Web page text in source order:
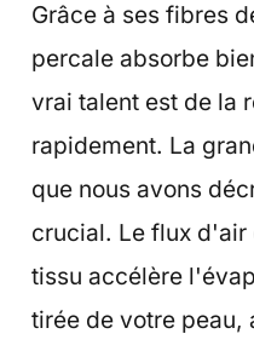
Grâce à ses fibres
percale absorbe
vrai talent est de la
rapidement. La
que nous avons
crucial. Le flux d'air
tissu accélère
tirée de votre peau,